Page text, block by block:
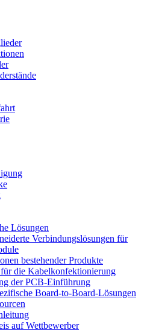
Lösungen
Verbindungslösungen für
bestehender Produkte
die Kabelkonfektionierung
der PCB-Einführung
Board-to-Board-Lösungen
auf Wettbewerber